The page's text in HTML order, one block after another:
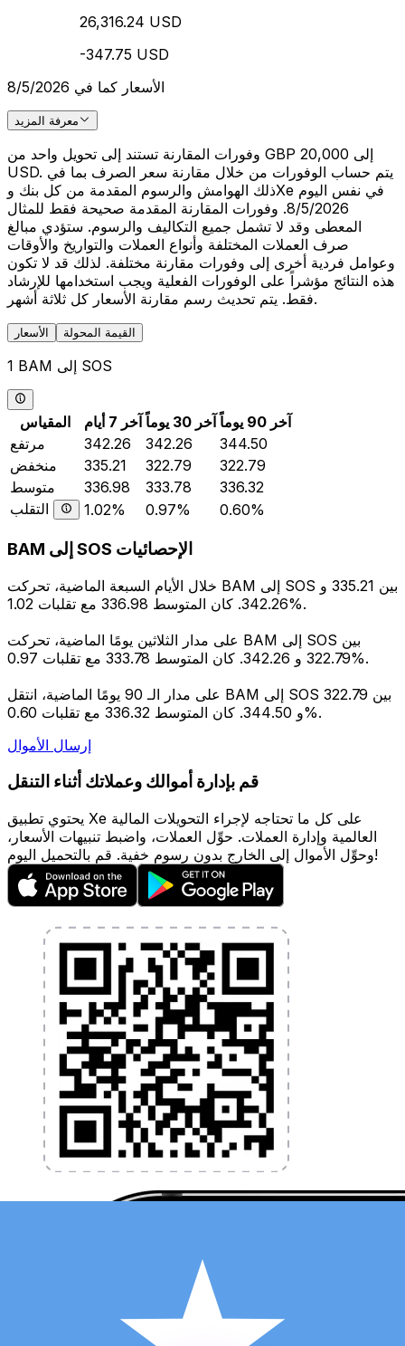
26,316.24 USD
-347.75 USD
الأسعار كما في 8/5/2026
معرفة المزيد
وفورات المقارنة تستند إلى تحويل واحد من GBP 20,000 إلى
USD. يتم حساب الوفورات من خلال مقارنة سعر الصرف بما في
ذلك الهوامش والرسوم المقدمة من كل بنك وXe في نفس اليوم
8/5/2026. وفورات المقارنة المقدمة صحيحة فقط للمثال
المعطى وقد لا تشمل جميع التكاليف والرسوم. ستؤدي مبالغ
صرف العملات المختلفة وأنواع العملات والتواريخ والأوقات
وعوامل فردية أخرى إلى وفورات مقارنة مختلفة. لذلك قد لا تكون
هذه النتائج مؤشراً على الوفورات الفعلية ويجب استخدامها للإرشاد
فقط. يتم تحديث رسم مقارنة الأسعار كل ثلاثة أشهر.
الأسعار القيمة المحولة
1 BAM إلى SOS
المقياس آخر 7 أيام آخر 30 يوماً
آخر 90 يوماً
مرتفع
342.26 342.26
344.50
منخفض
335.21 322.79
322.79
متوسط
336.98 333.78
336.32
التقلب
1.02% 0.97% 0.60%
BAM إلى SOS الإحصائيات
خلال الأيام السبعة الماضية، تحركت BAM إلى SOS بين 335.21 و
342.26. كان المتوسط 336.98 مع تقلبات 1.02%.
على مدار الثلاثين يومًا الماضية، تحركت BAM إلى SOS بين
322.79 و 342.26. كان المتوسط 333.78 مع تقلبات 0.97%.
على مدار الـ 90 يومًا الماضية، انتقل BAM إلى SOS بين 322.79
و 344.50. كان المتوسط 336.32 مع تقلبات 0.60%.
إرسال الأموال
قم بإدارة أموالك وعملاتك أثناء التنقل
يحتوي تطبيق Xe على كل ما تحتاجه لإجراء التحويلات المالية
العالمية وإدارة العملات. حوِّل العملات، واضبط تنبيهات الأسعار،
وحوِّل الأموال إلى الخارج بدون رسوم خفية. قم بالتحميل اليوم!